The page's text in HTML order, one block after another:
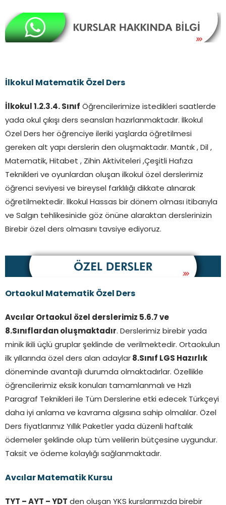
İlkokul Matematik Özel Ders
İlkokul 1.2.3.4. Sınıf Öğrencilerimize istedikleri saatlerde
yada okul çıkışı ders seansları hazırlanmaktadır. İlkokul
Özel Ders her öğrenciye ileriki yaşlarda öğretilmesi
gereken alt yapı derslerin den oluşmaktadır. Mantık , Dil ,
Matematik, Hitabet , Zihin Aktiviteleri ,Çeşitli Hafıza
Teknikleri ve oyunlardan oluşan ilkokul özel derslerimiz
öğrenci seviyesi ve bireysel farklılığı dikkate alınarak
öğretilmektedir. İlkokul Hassas bir dönem olması itibarıyla
ve Salgın tehlikesinide göz önüne alaraktan derslerinizin
Birebir özel ders olmasını tavsiye ediyoruz.
Ortaokul Matematik Özel Ders
Avcılar Ortaokul özel derslerimiz 5.6.7 ve
8.Sınıflardan oluşmaktadır. Derslerimiz birebir yada
minik ikili üçlü gruplar şeklinde de verilmektedir. Ortaokulun
ilk yıllarında özel ders alan adaylar 8.Sınıf LGS Hazırlık
döneminde avantajlı durumda olmaktadırlar. Özellikle
öğrencilerimiz eksik konuları tamamlanmalı ve Hızlı
Paragraf Teknikleri ile Tüm Derslerine etki edecek Türkçeyi
daha iyi anlama ve kavrama algısına sahip olmalılar. Özel
Ders fiyatlarımız Yıllık Paketler yada düzenli haftalık
ödemeler şeklinde olup tüm velilerin bütçesine uygundur.
Taksit ve ödeme kolaylığı sağlanmaktadır.
Avcılar Matematik Kursu
TYT – AYT – YDT den oluşan YKS kurslarımızda birebir